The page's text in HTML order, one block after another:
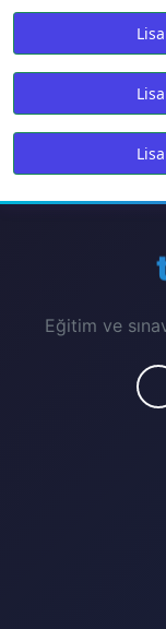
Eğitim ve